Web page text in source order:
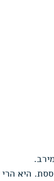
היא